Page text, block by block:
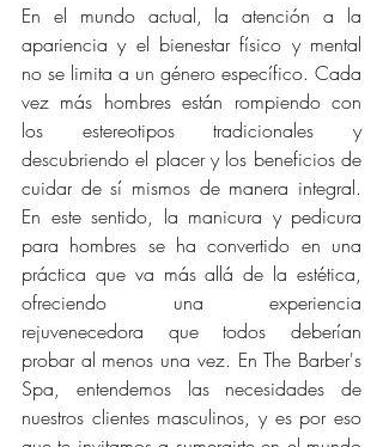
En el mundo actual, la atención a la
apariencia y el bienestar físico y mental
no se limita a un género específico. Cada
vez más hombres están rompiendo con
los estereotipos tradicionales y
descubriendo el placer y los beneficios de
cuidar de sí mismos de manera integral.
En este sentido, la manicura y pedicura
para hombres se ha convertido en una
práctica que va más allá de la estética,
ofreciendo una experiencia
rejuvenecedora que todos deberían
probar al menos una vez. En The Barber's
Spa, entendemos las necesidades de
nuestros clientes masculinos, y es por eso